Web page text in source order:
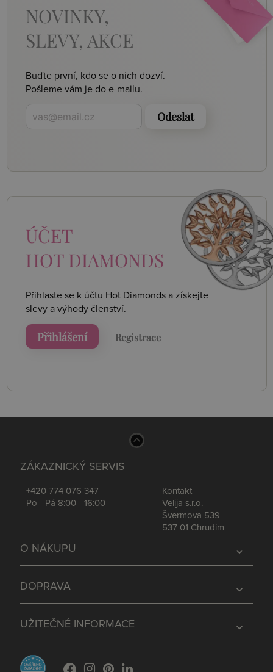
NOVINKY,
SLEVY, AKCE
Buďte první, kdo se o nich dozví.
Pošleme vám je do e-mailu.
Odeslat
ÚČET
HOT DIAMONDS
Přihlaste se k účtu Hot Diamonds a získejte
slevy a výhody členství.
Přihlášení Registrace
ZÁKAZNICKÝ SERVIS
+420 774 076 347
Po - Pá 8:00 - 16:00
Kontakt
Velija s.r.o.
Švermova 539
537 01 Chrudim
expand_more
O NÁKUPU
expand_more
DOPRAVA
expand_more
UŽITEČNÉ INFORMACE